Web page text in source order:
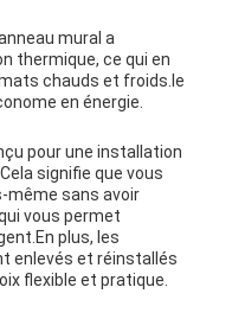
mural a
thermique, ce qui en
chauds et froids.le
en énergie.
pour une installation
signifie que vous
même sans avoir
vous permet
plus, les
enlevés et réinstallés
flexible et pratique.